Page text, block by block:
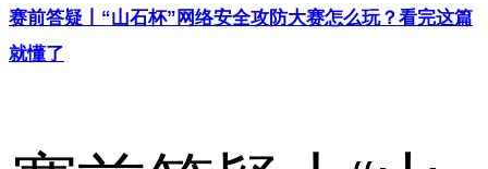
赛前答疑丨“山石杯”网络安全攻防大赛怎么玩？看完这篇
就懂了